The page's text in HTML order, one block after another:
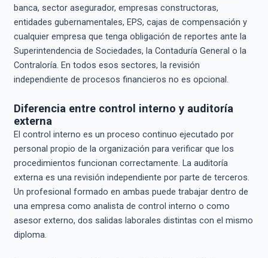
banca, sector asegurador, empresas constructoras,
entidades gubernamentales, EPS, cajas de compensación y
cualquier empresa que tenga obligación de reportes ante la
Superintendencia de Sociedades, la Contaduría General o la
Contraloría. En todos esos sectores, la revisión
independiente de procesos financieros no es opcional.
Diferencia entre control interno y auditoría
externa
El control interno es un proceso continuo ejecutado por
personal propio de la organización para verificar que los
procedimientos funcionan correctamente. La auditoría
externa es una revisión independiente por parte de terceros.
Un profesional formado en ambas puede trabajar dentro de
una empresa como analista de control interno o como
asesor externo, dos salidas laborales distintas con el mismo
diploma.